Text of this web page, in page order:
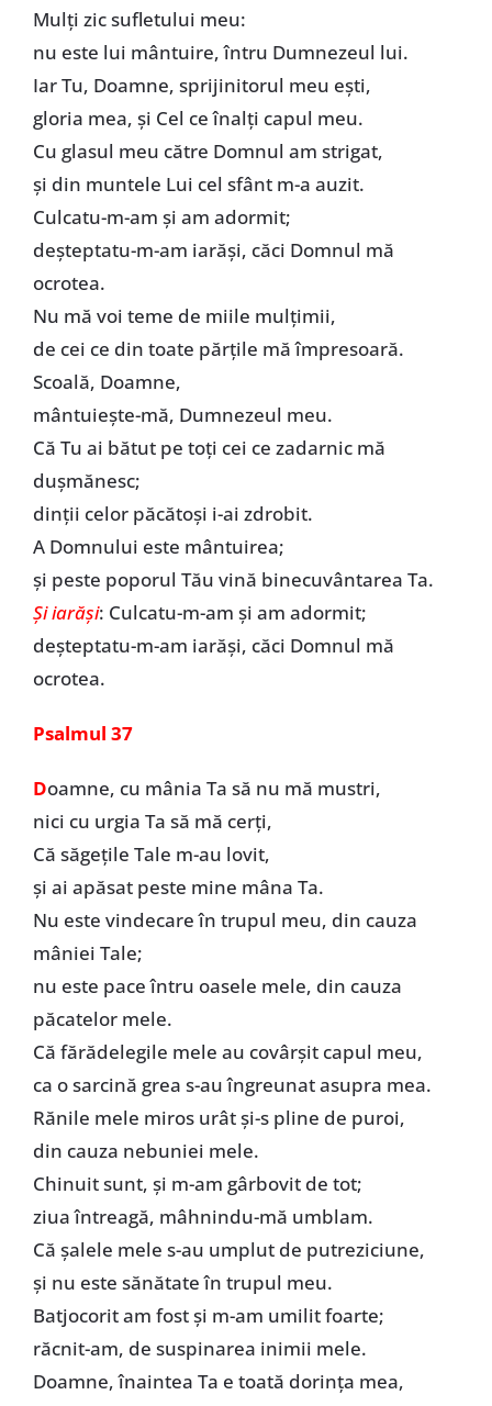
Mulţi zic sufletului meu:
nu este lui mântuire, întru Dumnezeul lui.
Iar Tu, Doamne, sprijinitorul meu eşti,
gloria mea, şi Cel ce înalţi capul meu.
Cu glasul meu către Domnul am strigat,
şi din muntele Lui cel sfânt m-a auzit.
Culcatu-m-am şi am adormit;
deşteptatu-m-am iarăşi, căci Domnul mă
ocrotea.
Nu mă voi teme de miile mulţimii,
de cei ce din toate părţile mă împresoară.
Scoală, Doamne,
mântuieşte-mă, Dumnezeul meu.
Că Tu ai bătut pe toţi cei ce zadarnic mă
duşmănesc;
dinţii celor păcătoşi i-ai zdrobit.
A Domnului este mântuirea;
şi peste poporul Tău vină binecuvântarea Ta.
Şi iarăşi: Culcatu-m-am şi am adormit;
deşteptatu-m-am iarăşi, căci Domnul mă
ocrotea.
Psalmul 37
Doamne, cu mânia Ta să nu mă mustri,
nici cu urgia Ta să mă cerţi,
Că săgeţile Tale m-au lovit,
şi ai apăsat peste mine mâna Ta.
Nu este vindecare în trupul meu, din cauza
mâniei Tale;
nu este pace întru oasele mele, din cauza
păcatelor mele.
Că fărădelegile mele au covârşit capul meu,
ca o sarcină grea s-au îngreunat asupra mea.
Rănile mele miros urât şi-s pline de puroi,
din cauza nebuniei mele.
Chinuit sunt, şi m-am gârbovit de tot;
ziua întreagă, mâhnindu-mă umblam.
Că şalele mele s-au umplut de putreziciune,
şi nu este sănătate în trupul meu.
Batjocorit am fost şi m-am umilit foarte;
răcnit-am, de suspinarea inimii mele.
Doamne, înaintea Ta e toată dorinţa mea,